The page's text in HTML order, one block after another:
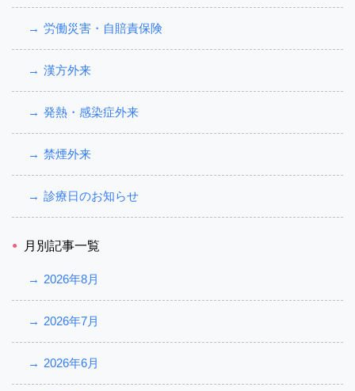
労働災害・自賠責保険
漢方外来
発熱・感染症外来
禁煙外来
診療日のお知らせ
月別記事一覧
2026年8月
2026年7月
2026年6月